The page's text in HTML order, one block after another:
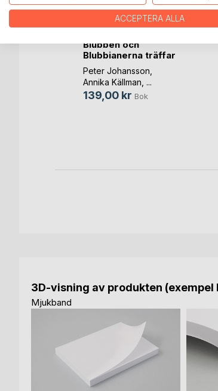
Blubben och
Blubbianerna träffar
n(...)
Peter Johansson
Annika Källman , ...
139,00 kr Bok
3D-visning av produkten
Mjukband
ACCEPTERA ALLA